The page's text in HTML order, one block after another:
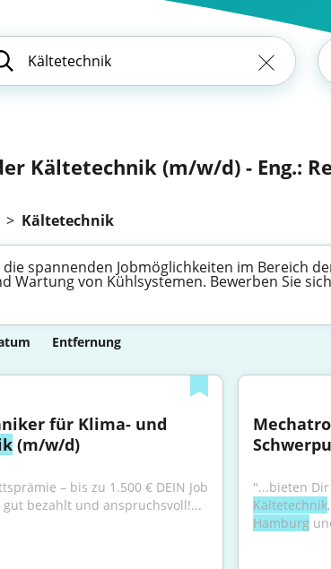
Kältetechnik (m/w/d) - Eng.:
> Kältetechnik
die spannenden Jobmöglichkeiten im Bereich
Wartung von Kühlsystemen. Bewerben Sie
Entfernung
(m/w/d)
– bis zu 1.500 € DEIN Job
gut bezahlt und anspruchsvoll!...
Kältetechnik
Hamburg